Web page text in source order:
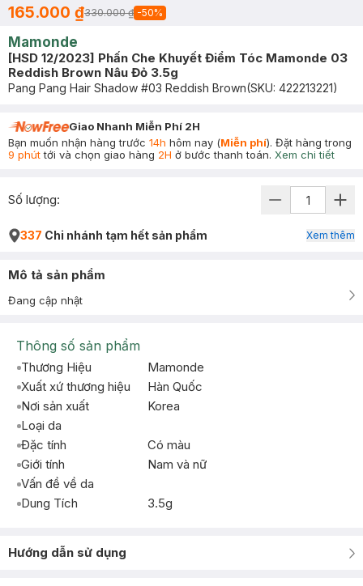
165.000 ₫330.000 ₫ -50%
Mamonde
[HSD 12/2023] Phấn Che Khuyết Điểm Tóc Mamonde 03
Reddish Brown Nâu Đỏ 3.5g
Pang Pang Hair Shadow #03 Reddish Brown(SKU: 422213221)
Giao Nhanh Miễn Phí 2H
Bạn muốn nhận hàng trước 14h hôm nay (Miễn phí). Đặt hàng trong
9 phúttới và chọn giao hàng 2H ở bước thanh toán. Xem chi tiết
Số lượng:
337 Chi nhánh tạm hết sản phẩm Xem thêm
Mô tả sản phẩm
Đang cập nhật
Thông số sản phẩm
Thương Hiệu
Mamonde
Xuất xứ thương hiệu
Hàn Quốc
Nơi sản xuất
Korea
Loại da
Đặc tính
Có màu
Giới tính
Nam và nữ
Vấn đề về da
Dung Tích
3.5g
Hướng dẫn sử dụng